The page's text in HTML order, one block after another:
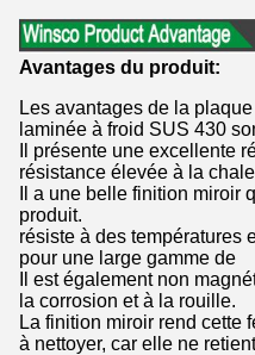
Avantages du produit:
Les avantages de la
laminée à froid SUS 430
Il présente une excellente
résistance élevée à la
Il a une belle finition miroir
produit.
résiste à des températures
pour une large gamme de
Il est également non
la corrosion et à la rouille.
La finition miroir rend cette
à nettoyer, car elle ne